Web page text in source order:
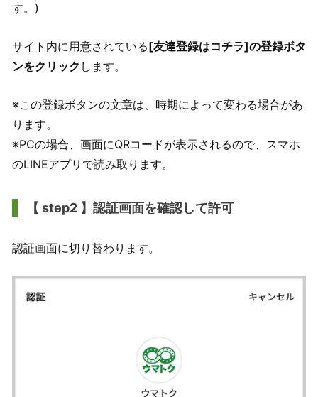
す。)
サイト内に用意されている[友達登録はコチラ]の登録ボタ
ンをクリック します。
※この登録ボタンの文章は、時期によって変わる場合があ
ります。
※PCの場合、画面にQRコードが表示されるので、スマホ
のLINEアプリで読み取ります。
【 step2 】認証画面を確認して許可
認証画面に切り替わります。